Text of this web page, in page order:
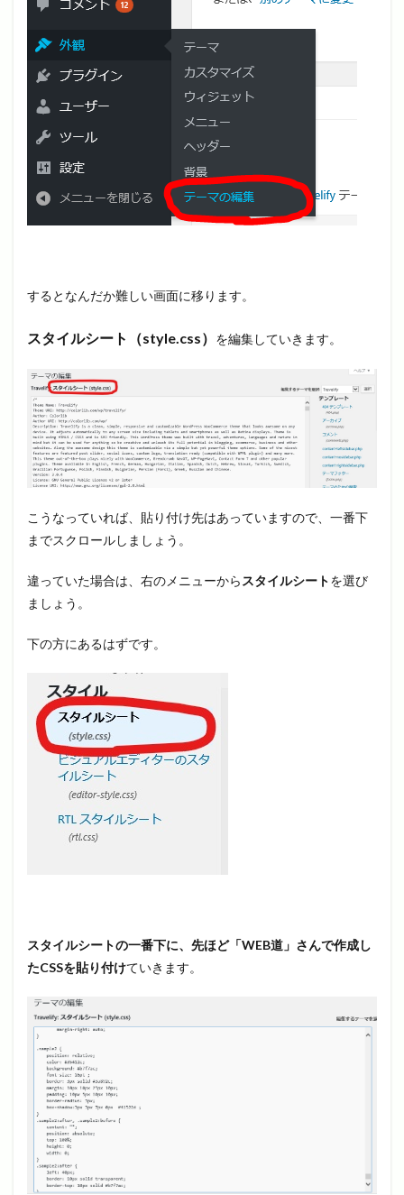
するとなんだか難しい画面に移ります。
スタイルシート（style.css） を編集していきます。
こうなっていれば、貼り付け先はあっていますので、一番下
までスクロールしましょう。
違っていた場合は、右のメニューから スタイルシートを選び
ましょう。
下の方にあるはずです。
スタイルシートの一番下に、先ほど「WEB道」さんで作成し
たCSSを貼り付けていきます。